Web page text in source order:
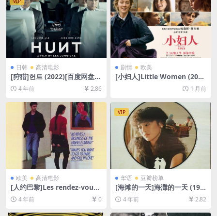
日韩 高清电影
[狩猎]헌트 (2022)[百度网盘
+迅雷云盘资源1080P超清未
删减][MP4/8GB][韩语中字]
4 年前 2.86
剧情 欧美
[小妇人]Little Women (201
9)[百度网盘+夸克网盘1080P
超清未删减资源][网盘在线播
幕]
1 月前
欧美 高清电影
[人约巴黎]Les rendez-vous
de Paris (1995)[百度网盘+迅
雷云盘资源1080P超清][MP4/
5GB][中文字幕]
4 年前 0
VIP
华语 豆瓣榜单
[海滩的一天]海灘的一天 (198
3)[百度网盘+迅雷云盘资源10
80P超清未删减][MP4/10GB]
[中文字幕]
4 年前 2.82